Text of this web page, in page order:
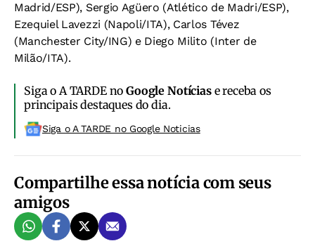
Madrid/ESP), Sergio Agüero (Atlético de Madri/ESP),
Ezequiel Lavezzi (Napoli/ITA), Carlos Tévez
(Manchester City/ING) e Diego Milito (Inter de
Milão/ITA).
Siga o A TARDE noGoogle Notíciase receba os
principais destaques do dia.
Siga o A TARDE no Google Noticias
Compartilhe essa notícia com seus
amigos